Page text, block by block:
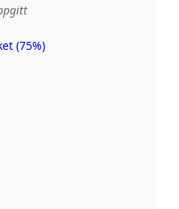
(75%)